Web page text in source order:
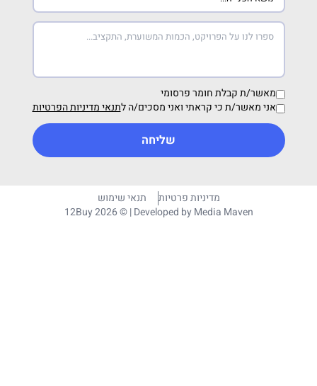
מאשר/ת קבלת חומר פרסומי
אני מאשר/ת כי קראתי ואני מסכים/ה לתנאי מדיניות הפרטיות
שליחה
מדיניות פרטיות
תנאי שימוש
12Buy 2026 © | Developed byMedia Maven